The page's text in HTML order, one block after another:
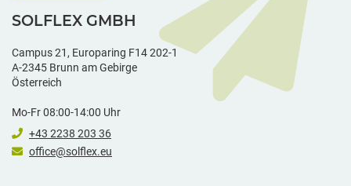
SOLFLEX GMBH
Campus 21, Europaring F14 202-1
A-2345 Brunn am Gebirge
Österreich
Mo-Fr 08:00-14:00 Uhr
+43 2238 203 36
office@solflex.eu